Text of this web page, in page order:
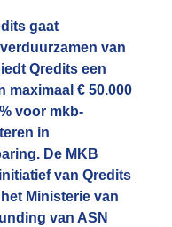
gaat
van
Qredits een
maximaal € 50.000
voor mkb-
in
De MKB
van Qredits
Ministerie van
van ASN